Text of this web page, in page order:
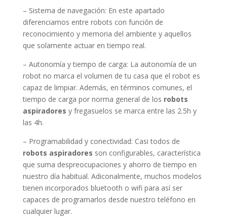
– Sistema de navegación: En este apartado
diferenciamos entre robots con función de
reconocimiento y memoria del ambiente y aquellos
que solamente actuar en tiempo real.
– Autonomía y tiempo de carga: La autonomía de un
robot no marca el volumen de tu casa que el robot es
capaz de limpiar. Además, en términos comunes, el
tiempo de carga por norma general de los robots
aspiradores y fregasuelos se marca entre las 2.5h y
las 4h.
– Programabilidad y conectividad: Casi todos de
robots aspiradores son configurables, característica
que suma despreocupaciones y ahorro de tiempo en
nuestro día habitual. Adiconalmente, muchos modelos
tienen incorporados bluetooth o wifi para así ser
capaces de programarlos desde nuestro teléfono en
cualquier lugar.